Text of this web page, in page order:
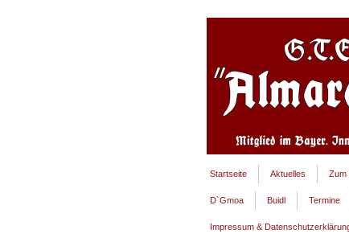
Startseite Aktuelles Zum
D`Gmoa Buidl Termine
Impressum &